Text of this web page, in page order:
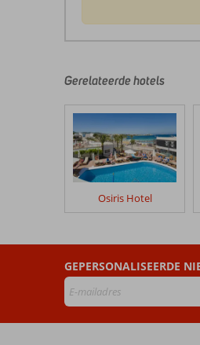
door
klanten
geschreven
na
hun
verblijf
Beoordelingen
die
ouder
zijn
dan
Gerelateerde hotels
Osiris Hotel
GEPERSONALISEERDE